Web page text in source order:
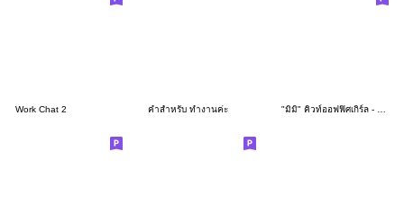
Work Chat 2 คำสำหรับ ทำงานค่ะ "มิมิ" คิวท์ออฟฟิศเกิร์ล - คำทำงานสุภาพ